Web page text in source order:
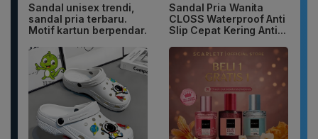
Sandal unisex trendi,
sandal pria terbaru.
Motif kartun berpendar.
Sandal Pria Wanita
CLOSS Waterproof Anti
Slip Cepat Kering Anti...